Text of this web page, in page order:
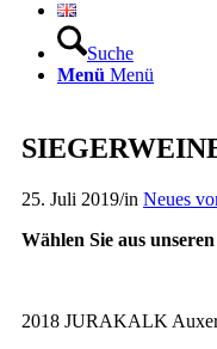
Suche
Menü Menü
25. Juli 2019/in Neues
Wählen Sie aus
2018 JURAKALK